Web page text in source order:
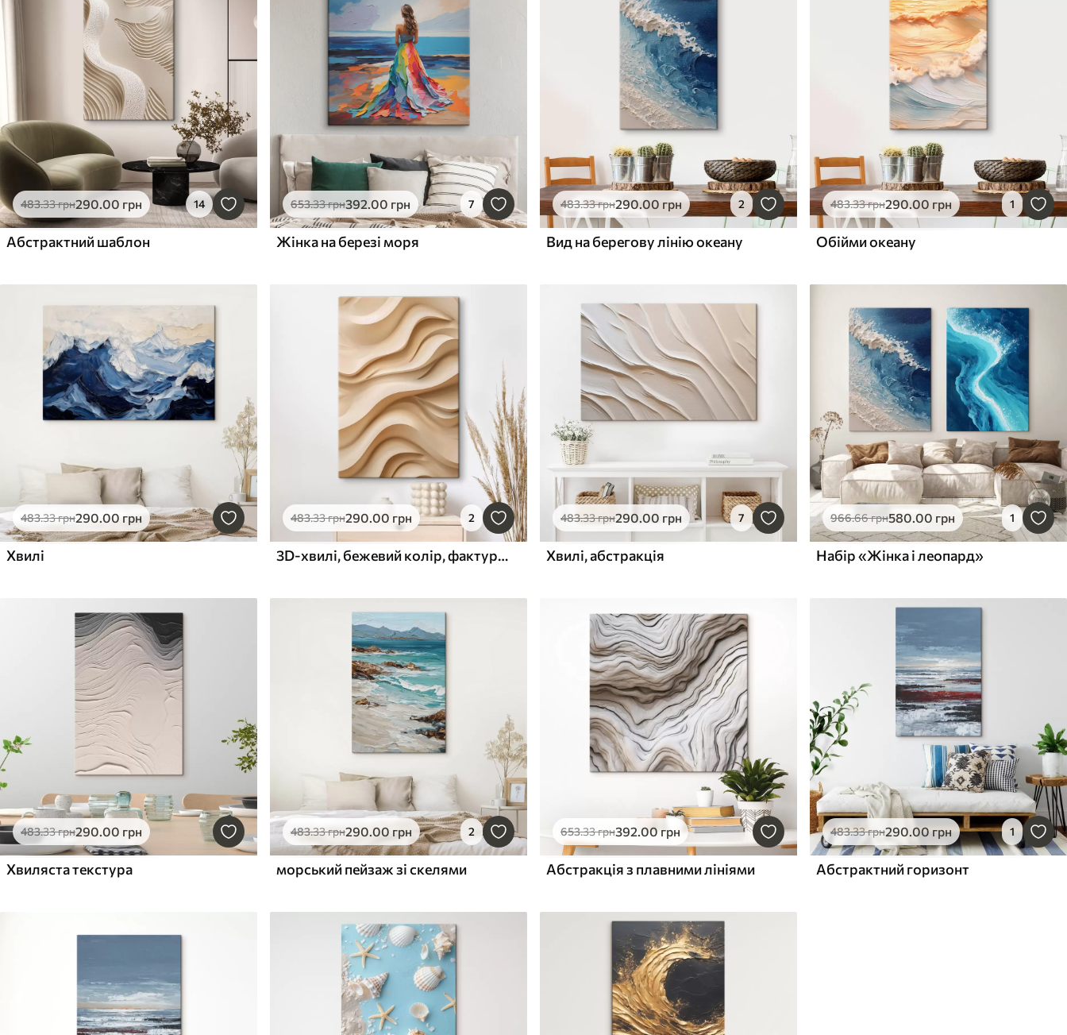
483.33грн290.00 грн 14
Абстрактний шаблон
653.33грн392.00 грн 7
Жінка на березі моря
483.33грн290.00 грн 2
Вид на берегову лінію океану
483.33грн290.00 грн 1
Обійми океану
483.33грн290.00 грн
Хвилі
483.33грн290.00 грн 2
3D-хвилі, бежевий колір, фактурний дизайн
483.33грн290.00 грн 7
Хвилі, абстракція
966.66грн580.00 грн 1
Набір «Жінка і леопард»
483.33грн290.00 грн
Хвиляста текстура
483.33грн290.00 грн 2
морський пейзаж зі скелями
653.33грн392.00 грн
Абстракція з плавними лініями
483.33грн290.00 грн 1
Абстрактний горизонт